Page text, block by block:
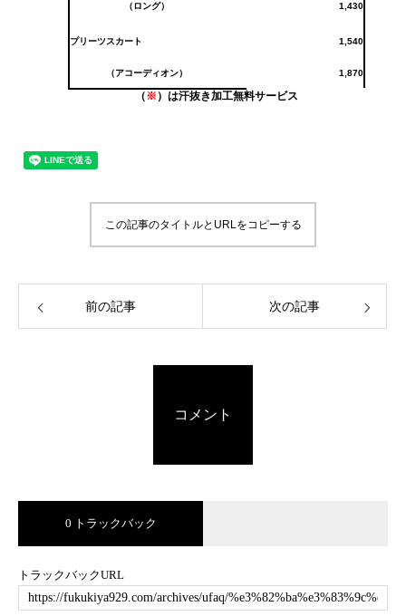
（ロング） 1,430
プリーツスカート 1,540
（アコーディオン） 1,870
（※ ） は汗抜き加工無料サービス
この記事のタイトルとURLをコピーする
前の記事 次の記事
コメント
0 トラックバック
トラックバックURL